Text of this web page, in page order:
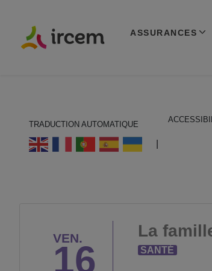
ASSURANCES
TRADUCTION AUTOMATIQUE
VEN.
16
La
SANTÉ